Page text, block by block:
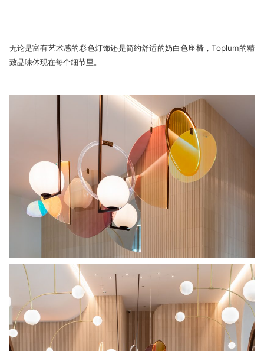
无论是富有艺术感的彩色灯饰还是简约舒适的奶白色座椅，Toplum的精
致品味体现在每个细节里。